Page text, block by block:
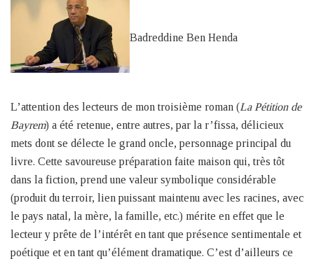
Badreddine Ben Henda
L’attention des lecteurs de mon troisième roman (La Pétition de
Bayrem) a été retenue, entre autres, par la r’fissa, délicieux
mets dont se délecte le grand oncle, personnage principal du
livre. Cette savoureuse préparation faite maison qui, très tôt
dans la fiction, prend une valeur symbolique considérable
(produit du terroir, lien puissant maintenu avec les racines, avec
le pays natal, la mère, la famille, etc.) mérite en effet que le
lecteur y prête de l’intérêt en tant que présence sentimentale et
poétique et en tant qu’élément dramatique. C’est d’ailleurs ce